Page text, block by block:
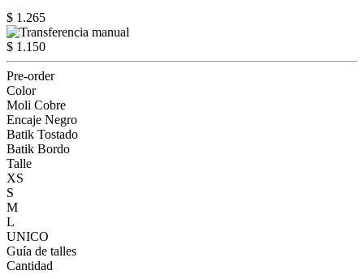
$ 1.265
$ 1.150
Pre-order
Color
Moli Cobre
Encaje Negro
Batik Tostado
Batik Bordo
Talle
XS
S
M
L
UNICO
Guía de talles
Cantidad